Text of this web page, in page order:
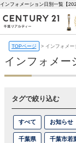
TOPページ > インフォメー
インフォメー
タグで絞り込む
すべて お知らせ
千葉県 千葉市若